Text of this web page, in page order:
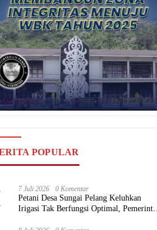
POPULAR
7 Juli 2026 0 Komentar
Petani Desa Sungai Pelang Keluhkan
Irigasi Tak Berfungsi Optimal, Pemerintah